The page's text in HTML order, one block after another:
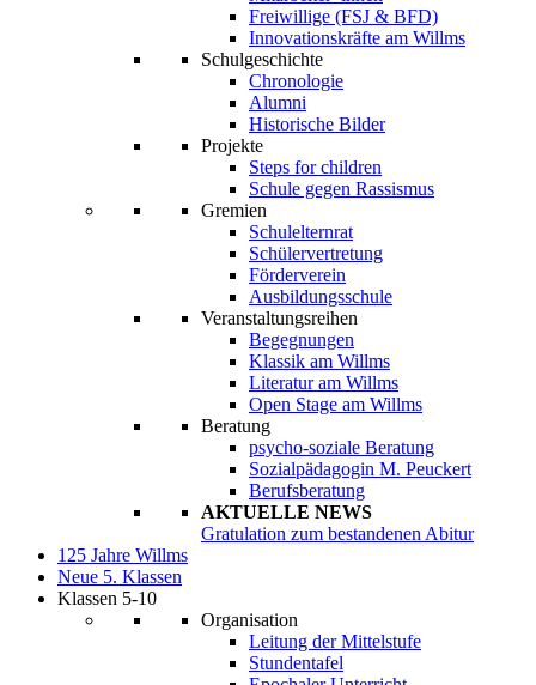
Freiwillige (FSJ & BFD)
Innovationskräfte am Willms
Schulgeschichte
Chronologie
Alumni
Historische Bilder
Projekte
Steps for children
Schule gegen Rassismus
Gremien
Schulelternrat
Schülervertretung
Förderverein
Ausbildungsschule
Veranstaltungsreihen
Begegnungen
Klassik am Willms
Literatur am Willms
Open Stage am Willms
Beratung
psycho-soziale Beratung
Sozialpädagogin M. Peuckert
Berufsberatung
AKTUELLE NEWS
Gratulation zum bestandenen Abitur
125 Jahre Willms
Neue 5. Klassen
Klassen 5-10
Organisation
Leitung der Mittelstufe
Stundentafel